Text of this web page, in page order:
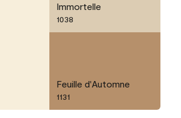
Immortelle
1038
Feuille d'Automne
1131